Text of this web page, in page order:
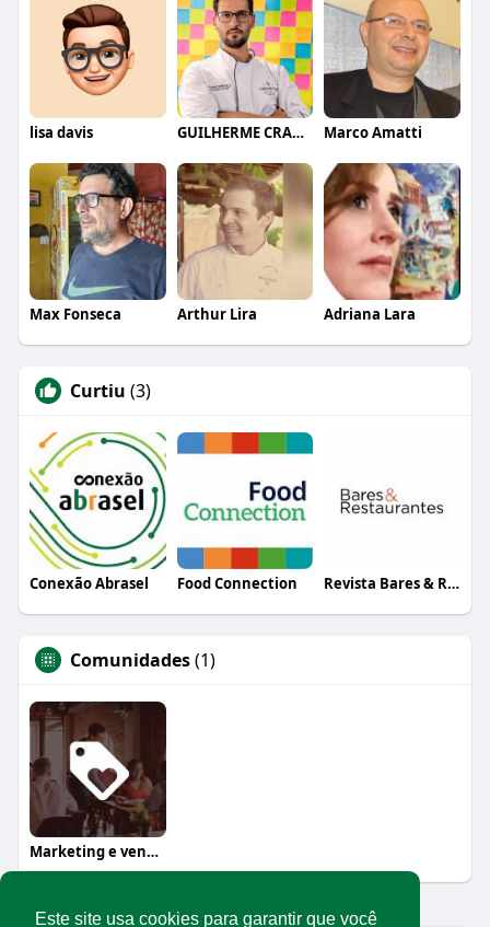
Este site usa cookies para garantir que você
lisa davis GUILHERME CRAMER BALLE Marco Amatti
Max Fonseca Arthur Lira Adriana Lara
Curtiu (3)
Conexão Abrasel Food Connection Revista Bares & Restaurantes
Comunidades(1)
Marketing e vendas